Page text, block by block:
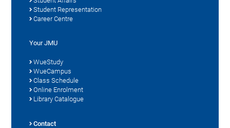
Student Representation
Career Centre
Your JMU
WueStudy
WueCampus
Class Schedule
Online Enrolment
Library Catalogue
Contact